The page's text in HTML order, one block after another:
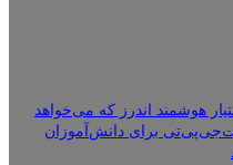
هوشمند اندرز که می‌خواهد
برای دانش‌آموزان